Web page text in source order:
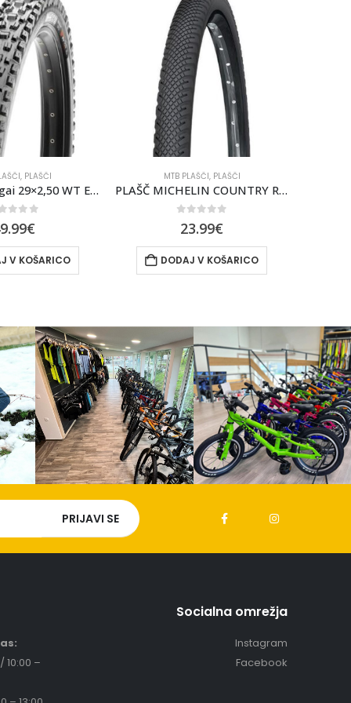
, PLAŠČI
PLAŠČ MICHELIN COUNTRY ROCK T 26X1.75
€
V KOŠARICO
CESTNI PLAŠČI,PLAŠČI
PLAŠČ CONTINENTAL GP 5000
74.99€ 69.99
IZBERITE MOŽNOSTI
10:00 –
Socialna omrežja
Instagram
Facebook